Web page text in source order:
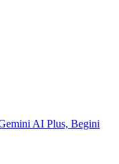
AI Plus, Begini